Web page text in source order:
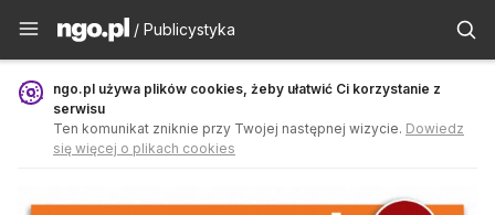
Publicystyka - ngo.pl
/ Publicystyka
ngo.pl używa plików cookies, żeby ułatwić Ci korzystanie z
serwisu
Ten komunikat zniknie przy Twojej następnej wizycie. Dowiedz
się więcej o plikach cookies